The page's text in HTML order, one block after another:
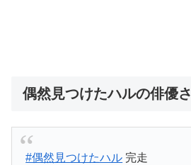
偶然見つけたハルの俳優
#偶然見つけたハル 完走